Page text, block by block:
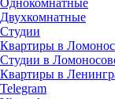
Однокомнатные
Двухкомнатные
Студии
Квартиры в
Студии в
Квартиры в
Telegram